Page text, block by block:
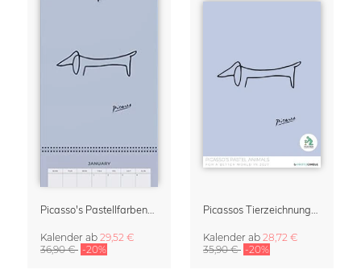
Kalender ab 29,52 €
36,90 € -20%
Kalender ab 28,72 €
35,90 € -20%